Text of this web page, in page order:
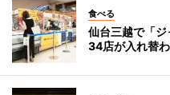
食べる
仙台三越で「
34店が入れ替